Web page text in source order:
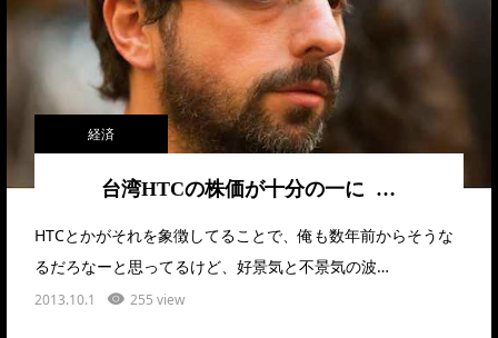
経済
台湾HTCの株価が十分の一に …
HTCとかがそれを象徴してることで、俺も数年前からそうな
るだろなーと思ってるけど、好景気と不景気の波…
2013.10.1 255 view